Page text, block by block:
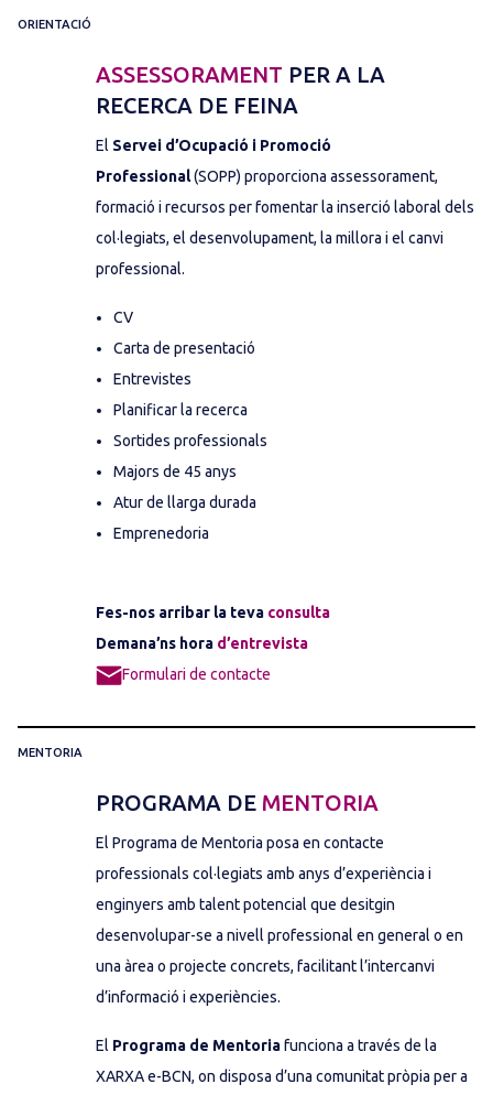
ORIENTACIÓ
ASSESSORAMENT PER A LA
RECERCA DE FEINA
El Servei d’Ocupació i Promoció
Professional(SOPP) proporciona assessorament,
formació i recursos per fomentar la inserció laboral dels
col·legiats, el desenvolupament, la millora i el canvi
professional.
CV
Carta de presentació
Entrevistes
Planificar la recerca
Sortides professionals
Majors de 45 anys
Atur de llarga durada
Emprenedoria
Fes-nos arribar la teva consulta
Demana’ns hora d’entrevista
Formulari de contacte
MENTORIA
PROGRAMA DE MENTORIA
El Programa de Mentoria posa en contacte
professionals col·legiats amb anys d’experiència i
enginyers amb talent potencial que desitgin
desenvolupar-se a nivell professional en general o en
una àrea o projecte concrets, facilitant l’intercanvi
d’informació i experiències.
El Programa de Mentoriafunciona a través de la
XARXA e-BCN, on disposa d’una comunitat pròpia per a